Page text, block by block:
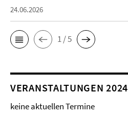
24.06.2026
1 / 5
VERANSTALTUNGEN 2024
keine aktuellen Termine